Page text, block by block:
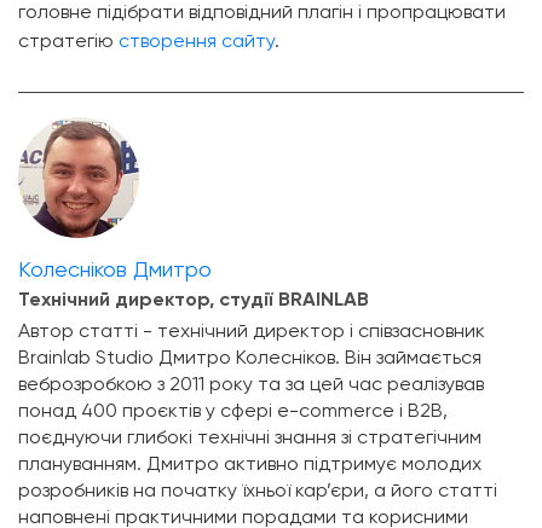
головне підібрати відповідний плагін і пропрацювати
стратегію створення сайту.
Колесніков Дмитро
Технічний директор, студії BRAINLAB
Автор статті - технічний директор і співзасновник
Brainlab Studio Дмитро Колесніков. Він займається
веброзробкою з 2011 року та за цей час реалізував
понад 400 проєктів у сфері e-commerce і B2B,
поєднуючи глибокі технічні знання зі стратегічним
плануванням. Дмитро активно підтримує молодих
розробників на початку їхньої кар’єри, а його статті
наповнені практичними порадами та корисними